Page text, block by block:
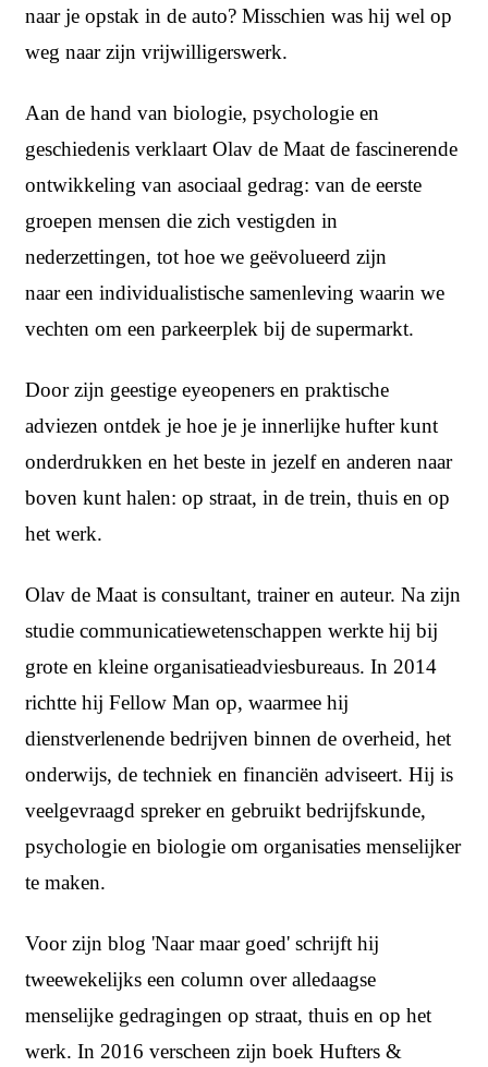
naar je opstak in de auto? Misschien was hij wel op
weg naar zijn vrijwilligerswerk.
Aan de hand van biologie, psychologie en
geschiedenis verklaart Olav de Maat de fascinerende
ontwikkeling van asociaal gedrag: van de eerste
groepen mensen die zich vestigden in
nederzettingen, tot hoe we geëvolueerd zijn
naar een individualistische samenleving waarin we
vechten om een parkeerplek bij de supermarkt.
Door zijn geestige eyeopeners en praktische
adviezen ontdek je hoe je je innerlijke hufter kunt
onderdrukken en het beste in jezelf en anderen naar
boven kunt halen: op straat, in de trein, thuis en op
het werk.
Olav de Maat is consultant, trainer en auteur. Na zijn
studie communicatiewetenschappen werkte hij bij
grote en kleine organisatieadviesbureaus. In 2014
richtte hij Fellow Man op, waarmee hij
dienstverlenende bedrijven binnen de overheid, het
onderwijs, de techniek en financiën adviseert. Hij is
veelgevraagd spreker en gebruikt bedrijfskunde,
psychologie en biologie om organisaties menselijker
te maken.
Voor zijn blog 'Naar maar goed' schrijft hij
tweewekelijks een column over alledaagse
menselijke gedragingen op straat, thuis en op het
werk. In 2016 verscheen zijn boek Hufters &